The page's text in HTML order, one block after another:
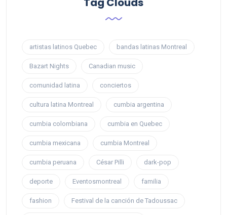
artistas latinos Quebec bandas latinas Montreal
Bazart Nights Canadian music
comunidad latina conciertos
cultura latina Montreal cumbia argentina
cumbia colombiana cumbia en Quebec
cumbia mexicana cumbia Montreal
cumbia peruana César Pilli dark-pop
deporte Eventosmontreal familia
fashion Festival de la canción de Tadoussac